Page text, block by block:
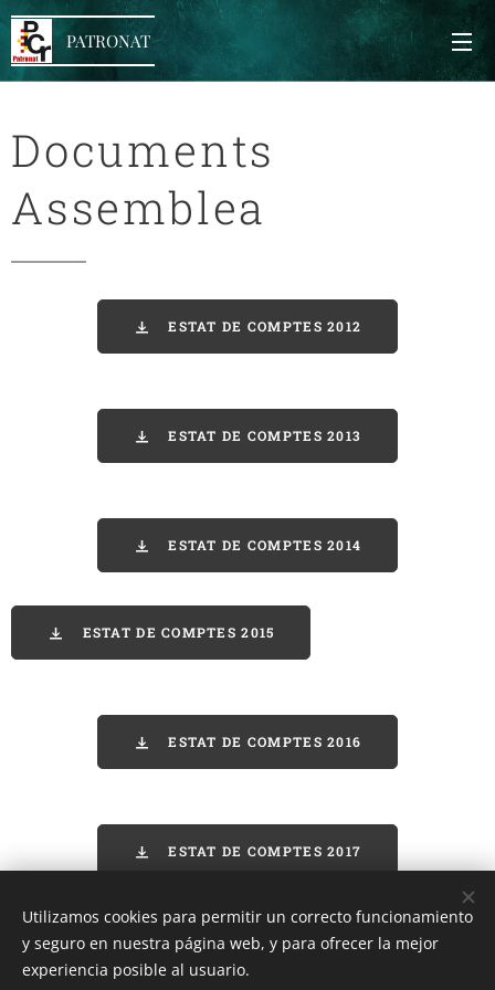
PATRONAT
Documents
Assemblea
ESTAT DE COMPTES 2012
ESTAT DE COMPTES 2013
ESTAT DE COMPTES 2014
ESTAT DE COMPTES 2015
ESTAT DE COMPTES 2016
ESTAT DE COMPTES 2017
ENRERE
Utilizamos cookies para permitir un correcto funcionamiento
y seguro en nuestra página web, y para ofrecer la mejor
experiencia posible al usuario.